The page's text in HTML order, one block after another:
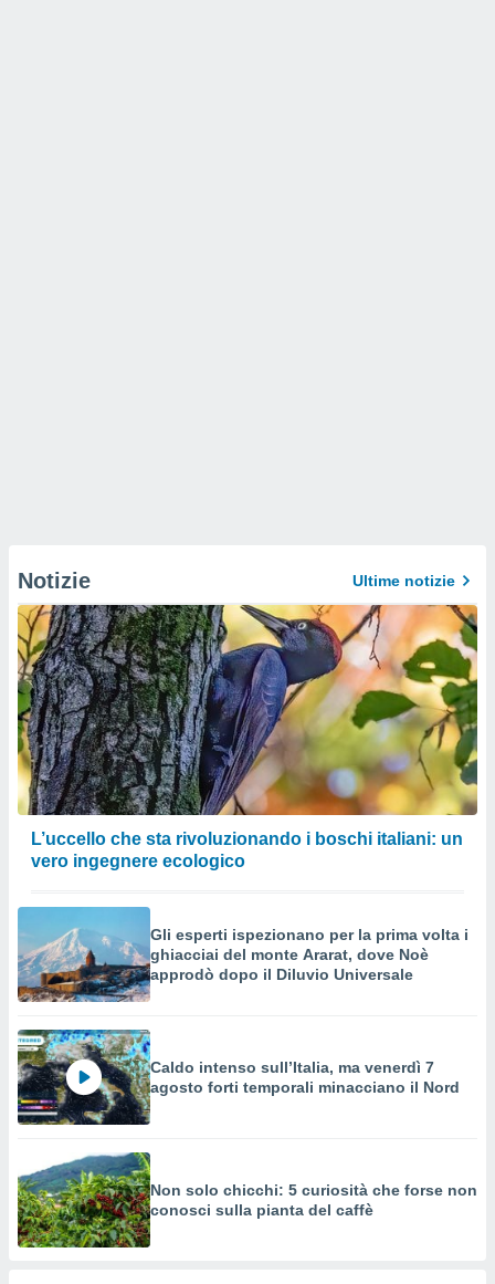
Notizie Ultime notizie
L’uccello che sta rivoluzionando i boschi italiani: un
vero ingegnere ecologico
Gli esperti ispezionano per la prima volta i
ghiacciai del monte Ararat, dove Noè
approdò dopo il Diluvio Universale
Caldo intenso sull’Italia, ma venerdì 7
agosto forti temporali minacciano il Nord
Non solo chicchi: 5 curiosità che forse non
conosci sulla pianta del caffè